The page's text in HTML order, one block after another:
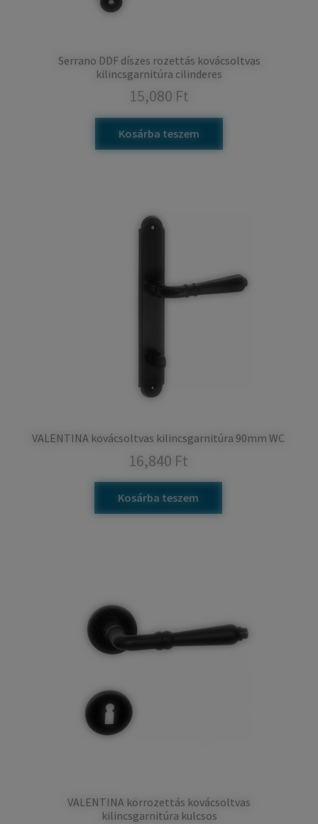
Serrano DDF díszes rozettás kovácsoltvas
kilincsgarnitúra cilinderes
15,080 Ft
Kosárba teszem
VALENTINA kovácsoltvas kilincsgarnitúra 90mm WC
16,840 Ft
Kosárba teszem
VALENTINA körrozettás kovácsoltvas
kilincsgarnitúra kulcsos